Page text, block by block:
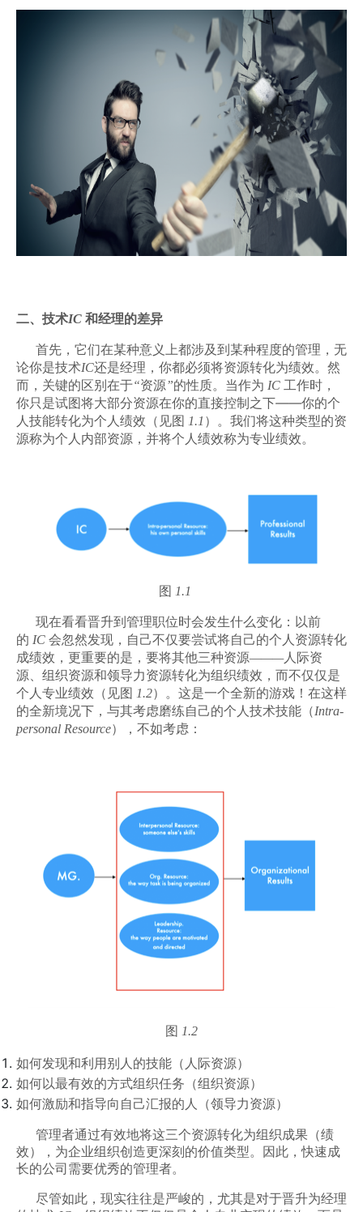
二、技术IC 和经理的差异
首先，它们在某种意义上都涉及到某种程度的管理，无
论你是技术IC还是经理，你都必须将资源转化为绩效。 然
而，关键的区别在于“资源”的性质。当作为 IC 工作时，
你只是试图将大部分资源在你的直接控制之下——你的个
人技能转化为个人绩效（见图 1.1 ）。我们将这种类型的资
源称为个人内部资源，并将个人绩效称为专业绩效。
图 1.1
现在看看晋升到管理职位时会发生什么变化：以前
的 IC 会忽然发现，自己不仅要尝试将自己的个人资源转化
成绩效，更重要的是，要将其他三种资源———人际资
源、组织资源和领导力资源转化为组织绩效，而不仅仅是
个人专业绩效（见图 1.2）。这是一个全新的游戏！在这样
的全新境况下，与其考虑磨练自己的个人技术技能（Intra-
personal Resource），不如考虑：
图 1.2
如何发现和利用别人的技能（人际资源）
如何以最有效的方式组织任务（组织资源）
如何激励和指导向自己汇报的人（领导力资源）
管理者通过有效地将这三个资源转化为组织成果（绩
效），为企业组织创造更深刻的价值类型。因此，快速成
长的公司需要优秀的管理者。
尽管如此，现实往往是严峻的，尤其是对于晋升为经理